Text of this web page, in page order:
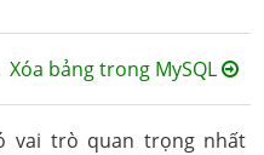
Xóa bảng trong MySQL
vai trò quan trọng nhất